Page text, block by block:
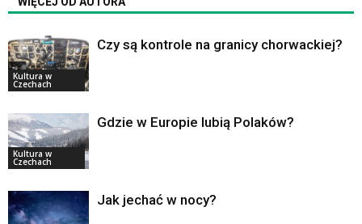
Kultura w
Czechach
Czy są kontrole na granicy chorwackiej?
Kultura w
Czechach
Gdzie w Europie lubią Polaków?
Jak jechać w nocy?